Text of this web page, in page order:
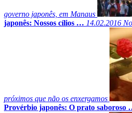
governo japonês, em Manaus
japonês: Nossos cílios … 14.02.2016
próximos que não os enxergamos
Provérbio japonês: O prato saboroso